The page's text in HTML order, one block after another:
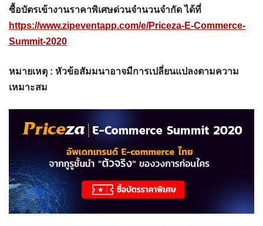
ซื้อบัตรเข้างานราคาพิเศษด่วนจำนวนจำกัด ได้ที่
https://www.zipeventapp.com/e/Priceza-E-Commerce-
Summit-2020
หมายเหตุ : หัวข้อสัมมนาอาจมีการเปลี่ยนแปลงตามความ
เหมาะสม